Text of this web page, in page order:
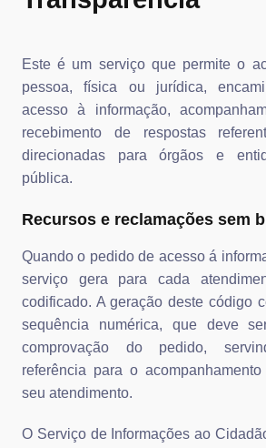
Este é um serviço que permite o
pessoa, física ou jurídica,
acesso à informação,
recebimento de respostas
direcionadas para órgãos e
pública.
Recursos e reclamações sem
Quando o pedido de acesso á
serviço gera para cada
codificado. A geração deste código
sequência numérica, que deve
comprovação do pedido,
referência para o
seu atendimento.
O Serviço de Informações ao